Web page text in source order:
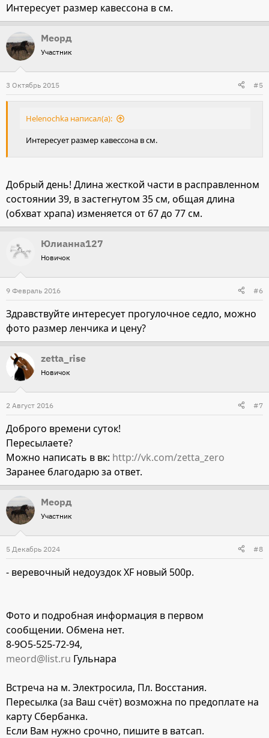
Интересует размер кавессона в см.
Меорд
Участник
3 Октябрь 2015 #5
Helenochka написал(а):
Интересует размер кавессона в см.
Добрый день! Длина жесткой части в расправленном
состоянии 39, в застегнутом 35 см, общая длина
(обхват храпа) изменяется от 67 до 77 см.
Юлианна127
Новичок
9 Февраль 2016 #6
Здравствуйте интересует прогулочное седло, можно
фото размер ленчика и цену?
zetta_rise
Новичок
2 Август 2016 #7
Доброго времени суток!
Пересылаете?
Можно написать в вк: http://vk.com/zetta_zero
Заранее благодарю за ответ.
Меорд
Участник
5 Декабрь 2024 #8
- веревочный недоуздок XF новый 500р.
Фото и подробная информация в первом
сообщении. Обмена нет.
8-9О5-525-72-94,
meord@list.ru Гульнара
Встреча на м. Электросила, Пл. Восстания.
Пересылка (за Ваш счёт) возможна по предоплате на
карту Сбербанка.
Если Вам нужно срочно, пишите в ватсап.